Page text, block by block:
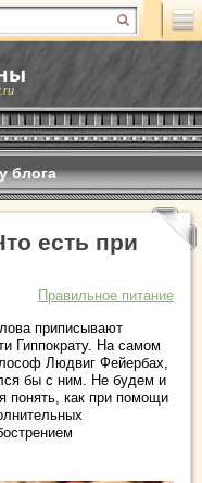
блога
есть при
Правильное питание
приписывают
Гиппократу. На самом
Людвиг Фейербах,
бы с ним. Не будем и
понять, как при помощи